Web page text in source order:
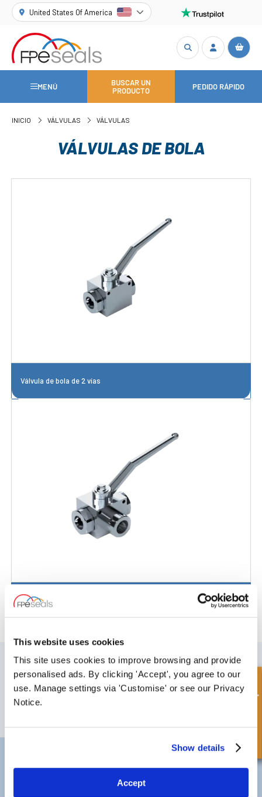
This website uses cookies
This site uses cookies to improve browsing and provide
personalised ads. By clicking 'Accept', you agree to our
use. Manage settings via 'Customise' or see our Privacy
Notice.
Show details
Accept
United States Of America
MENÚ
BUSCAR UN
PRODUCTO
PEDIDO RÁPIDO
INICIO VÁLVULAS VÁLVULAS
VÁLVULAS DE BOLA
Válvula de bola de 2 vías
Válvula de bola de 3 vías
SUSCRÍBETE A NUESTRO BOLETÍN
No olvide suscribirse a nuestro boletín para recibir detalles de nuestras
últimas ofertas especiales y nuevos productos.
Teléfono:+44 (0) 1325 282732
sales@fpeseals.com
Teléfono:+44 (0)
Consulta rápida